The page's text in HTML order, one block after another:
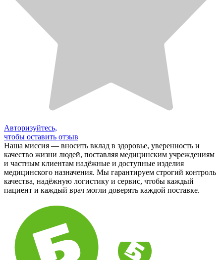
Авторизуйтесь,
чтобы оставить отзыв
Наша миссия — вносить вклад в здоровье, уверенность и
качество жизни людей, поставляя медицинским учреждениям
и частным клиентам надёжные и доступные изделия
медицинского назначения. Мы гарантируем строгий контроль
качества, надёжную логистику и сервис, чтобы каждый
пациент и каждый врач могли доверять каждой поставке.